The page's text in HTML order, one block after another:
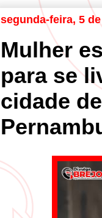
segunda-feira, 5
Mulher
para se
cidade